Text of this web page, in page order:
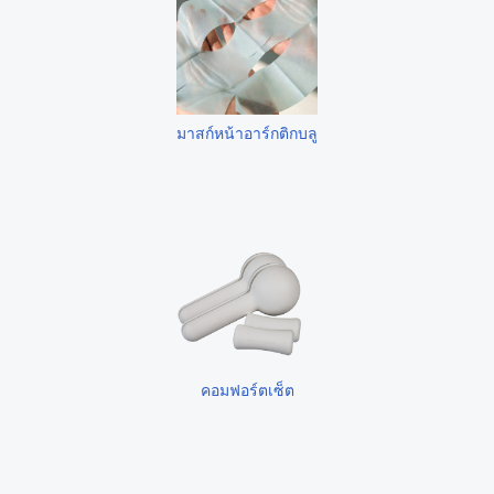
มาสก์หน้าอาร์กติกบลู
คอมฟอร์ตเซ็ต